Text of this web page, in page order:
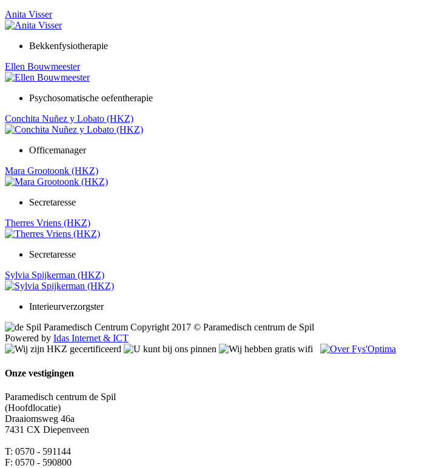
Anita Visser
Bekkenfysiotherapie
Ellen Bouwmeester
Psychosomatische oefentherapie
Conchita Nuñez y Lobato (HKZ)
Officemanager
Mara Grootoonk (HKZ)
Secretaresse
Therres Vriens (HKZ)
Secretaresse
Sylvia Spijkerman (HKZ)
Interieurverzorgster
Copyright 2017 © Paramedisch centrum de Spil
Powered by Idas Internet & ICT
Onze vestigingen
Paramedisch centrum de Spil
(Hoofdlocatie)
Draaiomsweg 46a
7431 CX Diepenveen
T: 0570 - 591144
F: 0570 - 590800